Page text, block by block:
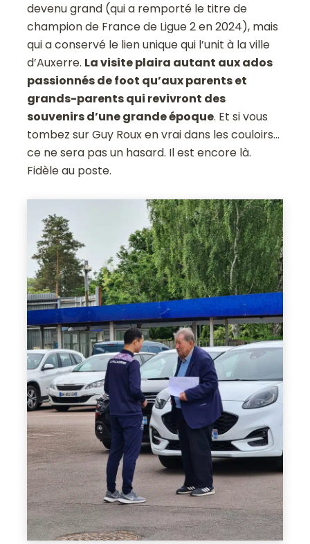
devenu grand (qui a remporté le titre de
champion de France de Ligue 2 en 2024), mais
qui a conservé le lien unique qui l’unit à la ville
d’Auxerre. La visite plaira autant aux ados
passionnés de foot qu’aux parents et
grands-parents qui revivront des
souvenirs d’une grande époque. Et si vous
tombez sur Guy Roux en vrai dans les couloirs…
ce ne sera pas un hasard. Il est encore là.
Fidèle au poste.